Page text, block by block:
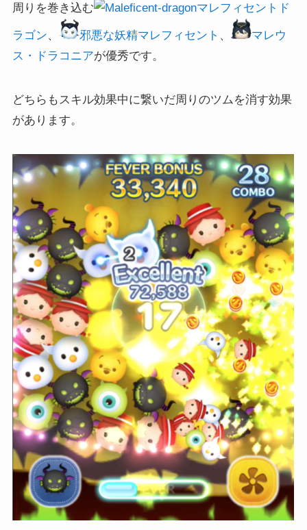
周りを巻き込む マレフィセントド
ラゴン、 邪悪な妖精マレフィセント 、
マレウ
ス・ドラコニアが優秀です。
どちらもスキル効果中に繋いだ周りのツムを消す効果
があります。